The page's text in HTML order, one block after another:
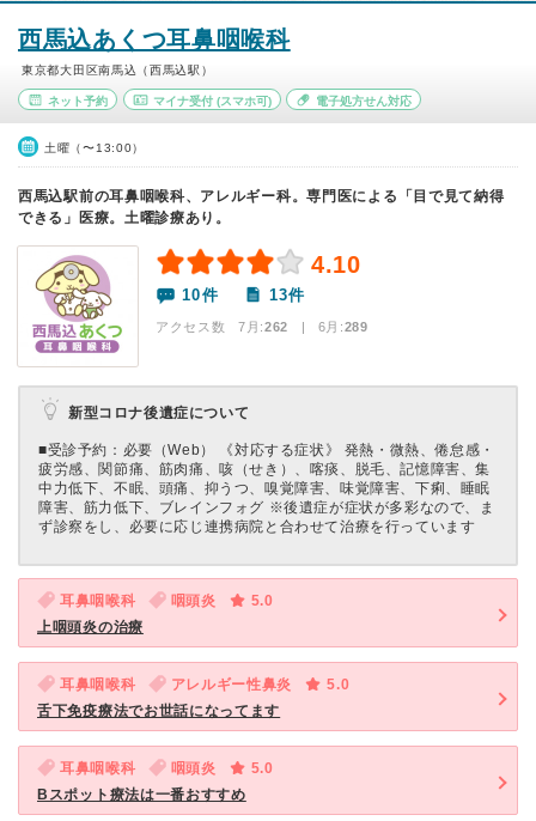
西馬込あくつ耳鼻咽喉科
東京都大田区南馬込（西馬込駅）
ネット予約 マイナ受付(スマホ可) 電子処方せん対応
土曜（〜13:00）
西馬込駅前の耳鼻咽喉科、アレルギー科。専門医による「目で見て納得
できる」医療。土曜診療あり。
4.10
10件 13件
アクセス数 7月:262 | 6月:289
新型コロナ後遺症について
■受診予約：必要（Web） 《対応する症状》 発熱・微熱、倦怠感・
疲労感、関節痛、筋肉痛、咳（せき）、喀痰、脱毛、記憶障害、集
中力低下、不眠、頭痛、抑うつ、嗅覚障害、味覚障害、下痢、睡眠
障害、筋力低下、ブレインフォグ ※後遺症が症状が多彩なので、ま
ず診察をし、必要に応じ連携病院と合わせて治療を行っています
耳鼻咽喉科 咽頭炎
5.0
上咽頭炎の治療
耳鼻咽喉科 アレルギー性鼻炎
5.0
舌下免疫療法でお世話になってます
耳鼻咽喉科 咽頭炎
5.0
Bスポット療法は一番おすすめ